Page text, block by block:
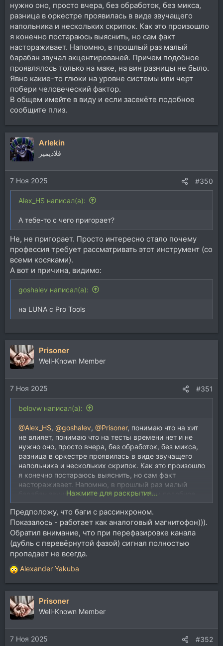
нужно оно, просто вчера, без обработок, без микса,
разница в оркестре проявилась в виде звучащего
напольника и нескольких скрипок. Как это произошло
я конечно постараюсь выяснить, но сам факт
настораживает. Напомню, в прошлый раз малый
барабан звучал акцентированей. Причем подобное
проявлялось только на маке, на вин разницы не было.
Явно какие-то глюки на уровне системы или черт
побери человеческий фактор.
В общем имейте в виду и если засекёте подобное
сообщите плиз.
Arlekin
فلاديمير
7 Ноя 2025 #350
Alex_HS написал(а):
А тебе-то с чего пригорает?
Не, не пригорает. Просто интересно стало почему
профессия требует рассматривать этот инструмент (со
всеми косяками).
А вот и причина, видимо:
goshalev написал(а):
на LUNA с Pro Tools
Prisoner
Well-Known Member
7 Ноя 2025 #351
belovw написал(а):
@Alex_HS, @goshalev, @Prisoner, понимаю что на хит
не влияет, понимаю что на тесты времени нет и не
нужно оно, просто вчера, без обработок, без микса,
разница в оркестре проявилась в виде звучащего
напольника и нескольких скрипок. Как это произошло
я конечно постараюсь выяснить, но сам факт
настораживает. Напомню, в прошлый раз малый
барабан звучал акцентированей. Причем подобное
проявлялось только на маке, на вин разницы не
было.
Явно какие-то глюки на уровне системы или черт
побери человеческий фактор.
В общем имейте в виду и если засекёте подобное
сообщите плиз.
Нажмите для раскрытия...
Предположу, что баги с рассинхроном.
Показалось - работает как аналоговый магнитофон))).
Обратил внимание, что при перефазировке канала
(дубль с перевёрнутой фазой) сигнал полностью
пропадает не всегда.
Р
е
а
к
ц
и
и
:
Alexander Yakuba
Prisoner
Well-Known Member
7 Ноя 2025 #352